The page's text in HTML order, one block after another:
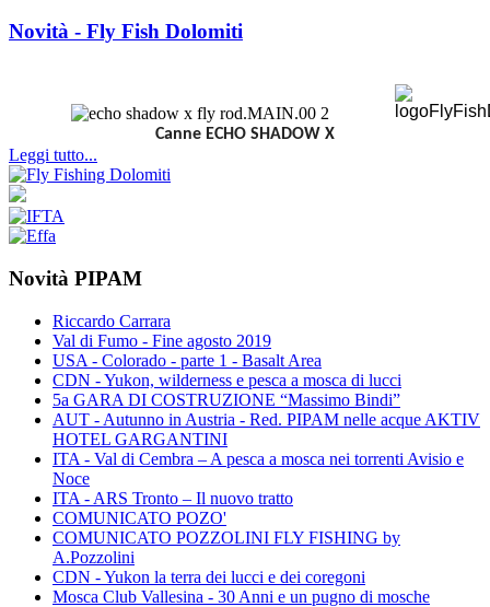
Novità - Fly Fish Dolomiti
Canne ECHO SHADOW X
Leggi tutto...
Novità PIPAM
Riccardo Carrara
Val di Fumo - Fine agosto 2019
USA - Colorado - parte 1 - Basalt Area
CDN - Yukon, wilderness e pesca a mosca di lucci
5a GARA DI COSTRUZIONE “Massimo Bindi”
AUT - Autunno in Austria - Red. PIPAM nelle acque AKTIV
HOTEL GARGANTINI
ITA - Val di Cembra – A pesca a mosca nei torrenti Avisio e
Noce
ITA - ARS Tronto – Il nuovo tratto
COMUNICATO POZO'
COMUNICATO POZZOLINI FLY FISHING by
A.Pozzolini
CDN - Yukon la terra dei lucci e dei coregoni
Mosca Club Vallesina - 30 Anni e un pugno di mosche